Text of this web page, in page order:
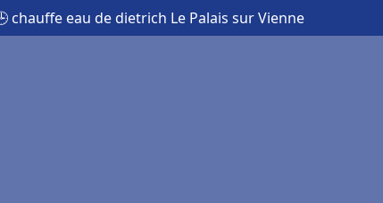
chauffe eau de dietrich Le Palais sur Vienne